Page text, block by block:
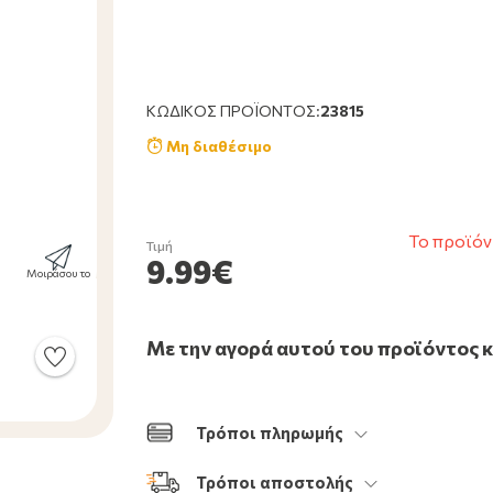
Μοιράσου το
ΚΩΔΙΚΌΣ ΠΡΟΪΌΝΤΟΣ:23815
Μη διαθέσιμο
Τιμή
9.99€
Το
Με την αγορά αυτού του προϊόντος
Τρόποι πληρωμής
Τρόποι αποστολής